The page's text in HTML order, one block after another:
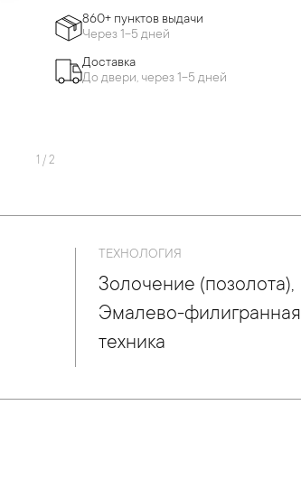
1 / 2
860+ пунктов выдачи
Через 1-5 дней
Доставка
До двери, через 1-5 дней
ТЕХНОЛОГИЯ
Золочение (позолота),
Эмалево-филигранная
техника